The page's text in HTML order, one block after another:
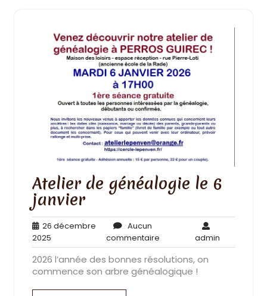
Atelier de généalogie le 6
janvier
26 décembre
2025
décembre
2025
Aucun
commentaire
commentaire
admin
2026 l’année des bonnes résolutions, on
commence son arbre généalogique !